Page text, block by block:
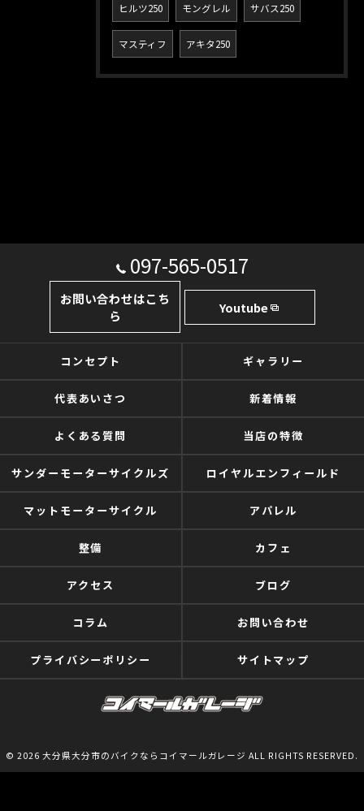
ヒルツ250 モングレル サバス250
マスティフ アキタ250
097-565-0517
お問い合わせはこち
ら
Youtube
コンセプト ギャラリー
代表あいさつ 新着情報
よくある質問 当店の特徴
サンダーモーターサイクルズ ロイヤルエンフィールド
マットモーターサイクル アパレル
整備 カフェ
アクセス ブログ
コラム お問い合わせ
プライバシーポリシー サイトマップ
© 2026 大分県大分市のバイクならコイマールガレージ ALL RIGHTS RESERVED.